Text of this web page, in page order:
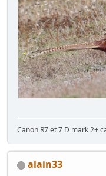
Canon R7 et 7 D mark 2+
alain33